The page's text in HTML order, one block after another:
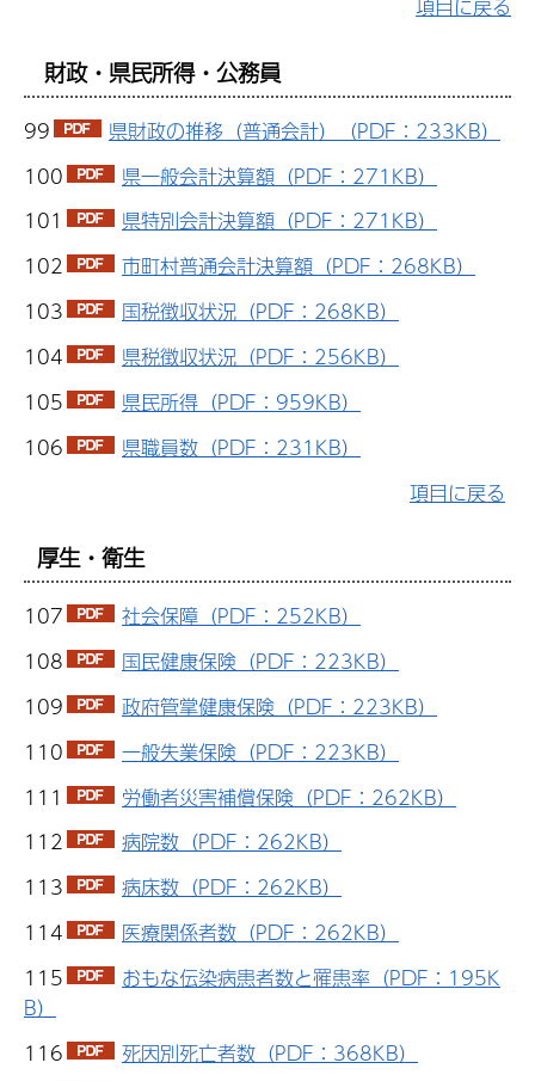
項目に戻る
財政・県民所得・公務員
99
県財政の推移（普通会計）（PDF：233KB）
100
県一般会計決算額（PDF：271KB）
101
県特別会計決算額（PDF：271KB）
102
市町村普通会計決算額（PDF：268KB）
103
国税徴収状況（PDF：268KB）
104
県税徴収状況（PDF：256KB）
105
県民所得（PDF：959KB）
106
県職員数（PDF：231KB）
項目に戻る
厚生・衛生
107
社会保障（PDF：252KB）
108
国民健康保険（PDF：223KB）
109
政府管掌健康保険（PDF：223KB）
110
一般失業保険（PDF：223KB）
111
労働者災害補償保険（PDF：262KB）
112
病院数（PDF：262KB）
113
病床数（PDF：262KB）
114
医療関係者数（PDF：262KB）
115
おもな伝染病患者数と罹患率（PDF：195K
B）
116
死因別死亡者数（PDF：368KB）